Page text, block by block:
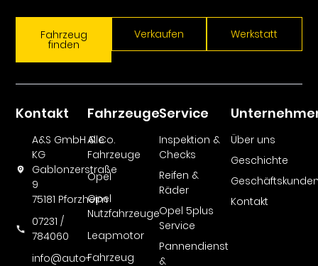
Fahrzeug
finden
Verkaufen Werkstatt
Kontakt
A&S GmbH & Co.
KG
Gablonzerstraße
9
75181 Pforzheim
07231 /
784060
info@auto-
Fahrzeuge
Alle
Fahrzeuge
Opel
Opel
Nutzfahrzeuge
Leapmotor
Fahrzeug
Service
Inspektion &
Checks
Reifen &
Räder
Opel 5plus
Service
Pannendienst
&
Über uns
Geschichte
Kontakt